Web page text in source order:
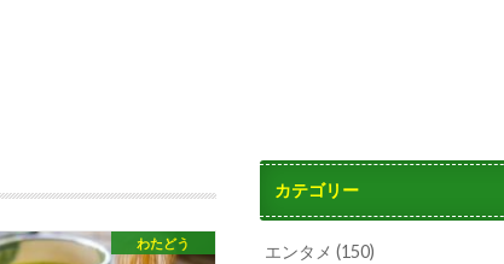
わたどう
カテゴリー
エンタメ(150)